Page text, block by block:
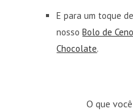
E para um toque
nossoBolo de
Chocolate.
O que